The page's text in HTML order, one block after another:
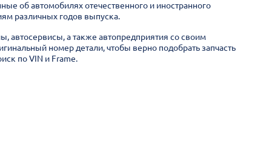
об автомобилях отечественного и иностранного
различных годов выпуска.
автосервисы, а также автопредприятия со своим
номер детали, чтобы верно подобрать запчасть
по VIN и Frame.